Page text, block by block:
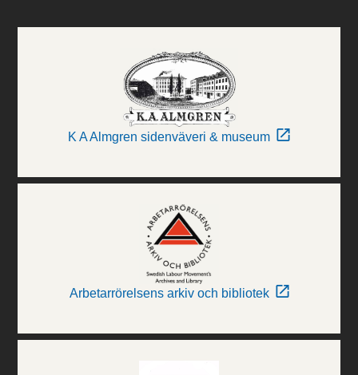
K A Almgren sidenväveri & museum
Arbetarrörelsens arkiv och bibliotek